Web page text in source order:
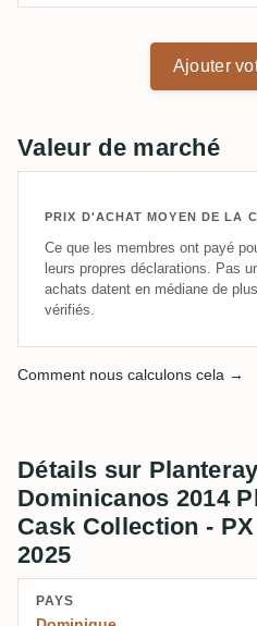
Ajouter
Valeur de marché
PRIX D'ACHAT MOYEN DE LA
Ce que les membres ont payé
leurs propres déclarations. Pas
achats datent en médiane de
vérifiés.
Comment nous calculons cela →
Détails sur
Dominicanos 2014
Cask Collection -
2025
PAYS